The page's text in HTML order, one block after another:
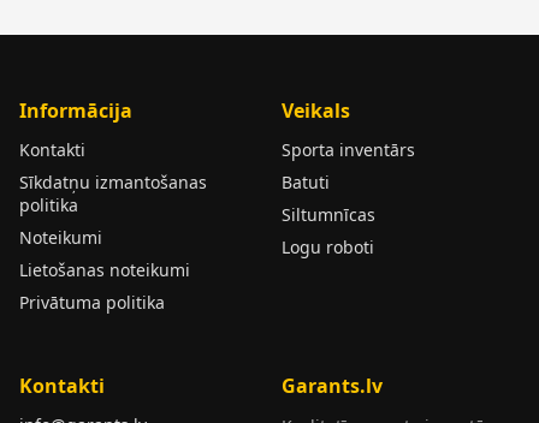
Informācija
Kontakti
Sīkdatņu izmantošanas
politika
Noteikumi
Lietošanas noteikumi
Privātuma politika
Veikals
Sporta inventārs
Batuti
Siltumnīcas
Logu roboti
Kontakti Garants.lv